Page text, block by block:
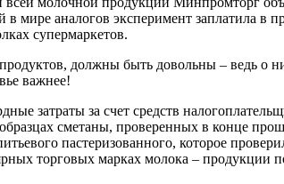
мире аналогов эксперимент заплатила в
супермаркетов.
должны быть довольны – ведь о
важнее!
затраты за счет средств
сметаны, проверенных в конце
пастеризованного, которое
торговых марках молока – продукции